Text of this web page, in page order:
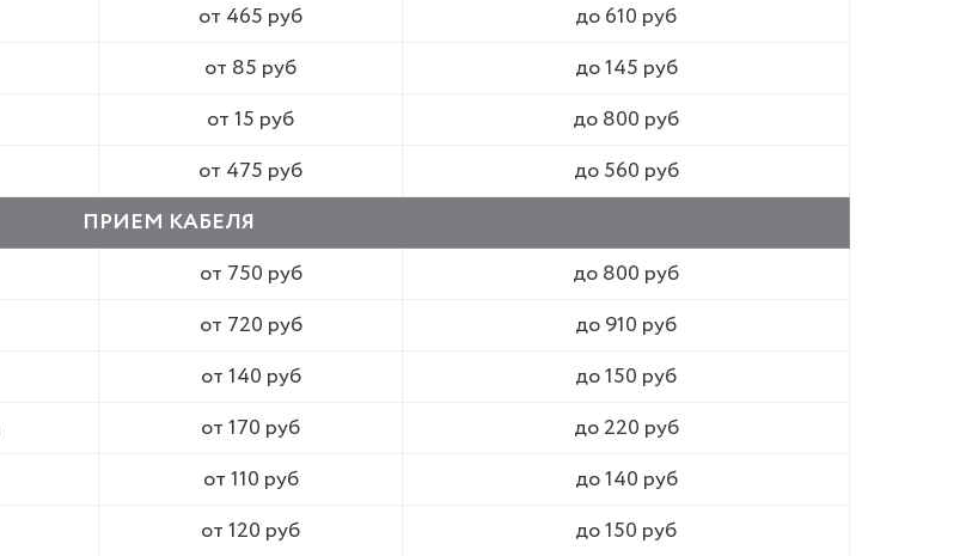
от 465 руб
до 610 руб
от 85 руб
до 145 руб
от 15 руб
до 800 руб
от 475 руб
до 560 руб
ПРИЕМ КАБЕЛЯ
от 750 руб
до 800 руб
от 720 руб
до 910 руб
от 140 руб
до 150 руб
от 170 руб
до 220 руб
от 110 руб
до 140 руб
от 120 руб до 150 руб